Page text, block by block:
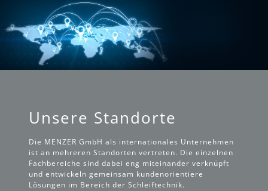
Unsere Standorte
Die MENZER GmbH als internationales Unternehmen
ist an mehreren Standorten vertreten. Die einzelnen
Fachbereiche sind dabei eng miteinander verknüpft
und entwickeln gemeinsam kundenorientiere
Lösungen im Bereich der Schleiftechnik.